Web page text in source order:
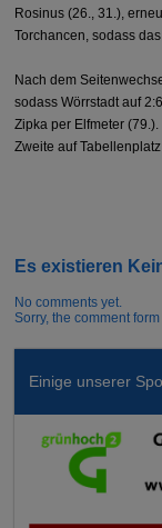
Rosinus (26., 31.),
Torchancen, sodass
Nach dem
sodass Wörrstadt auf
Zipka per Elfmeter
Zweite auf Tabellenplatz
Es existieren
No comments yet.
Sorry, the comment
Einige unserer